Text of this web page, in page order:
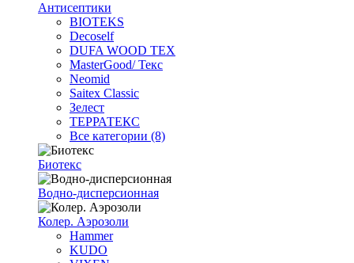
Антисептики
BIOTEKS
Decoself
DUFA WOOD TEX
MasterGood/ Текс
Neomid
Saitex Classic
Зелест
ТЕРРАТЕКС
Все категории (8)
Биотекс
Водно-дисперсионная
Колер. Аэрозоли
Hammer
KUDO